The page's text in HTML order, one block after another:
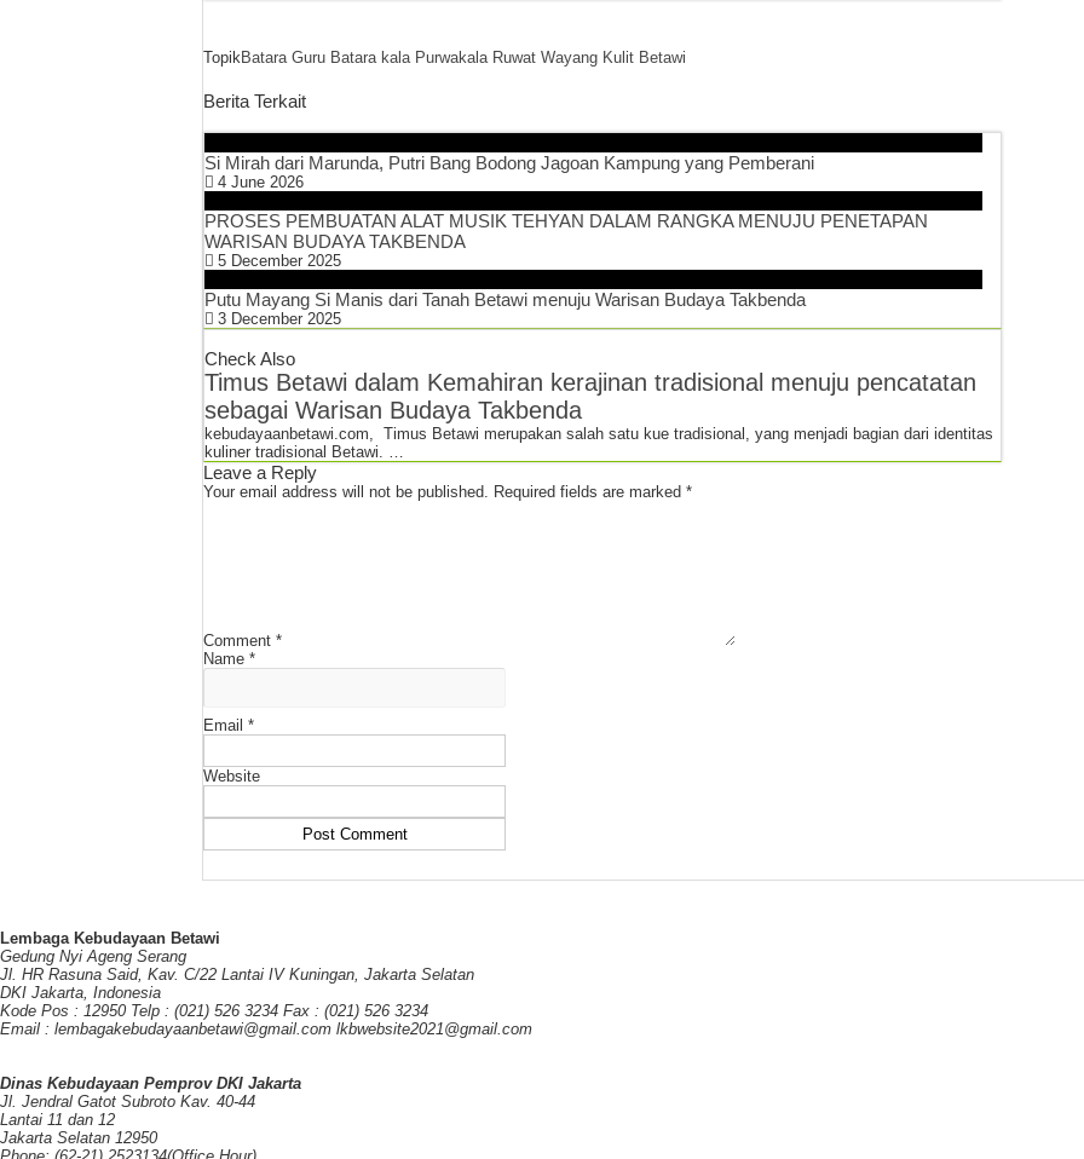
TopikBatara Guru Batara kala Purwakala Ruwat Wayang Kulit Betawi
Berita Terkait
Si Mirah dari Marunda, Putri Bang Bodong Jagoan Kampung yang Pemberani
4 June 2026
PROSES PEMBUATAN ALAT MUSIK TEHYAN DALAM RANGKA MENUJU PENETAPAN
WARISAN BUDAYA TAKBENDA
5 December 2025
Putu Mayang Si Manis dari Tanah Betawi menuju Warisan Budaya Takbenda
3 December 2025
Check Also
Timus Betawi dalam Kemahiran kerajinan tradisional menuju pencatatan
sebagai Warisan Budaya Takbenda
kebudayaanbetawi.com, Timus Betawi merupakan salah satu kue tradisional, yang menjadi bagian dari identitas
kuliner tradisional Betawi. …
Leave a Reply
Your email address will not be published. Required fields are marked *
Comment *
Name *
Email *
Website
Lembaga Kebudayaan Betawi
Gedung Nyi Ageng Serang
Jl. HR Rasuna Said, Kav. C/22 Lantai IV Kuningan, Jakarta Selatan
DKI Jakarta, Indonesia
Kode Pos : 12950 Telp : (021) 526 3234 Fax : (021) 526 3234
Email : lembagakebudayaanbetawi@gmail.com lkbwebsite2021@gmail.com
Dinas Kebudayaan Pemprov DKI Jakarta
Jl. Jendral Gatot Subroto Kav. 40-44
Lantai 11 dan 12
Jakarta Selatan 12950